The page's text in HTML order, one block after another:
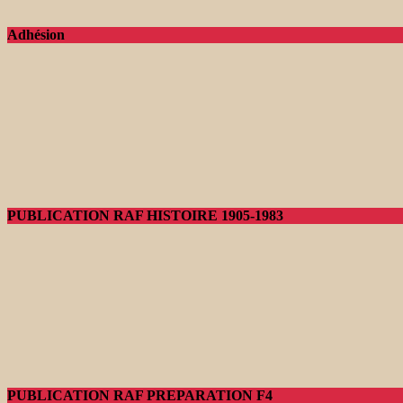
Adhésion
PUBLICATION RAF HISTOIRE 1905-1983
PUBLICATION RAF PREPARATION F4